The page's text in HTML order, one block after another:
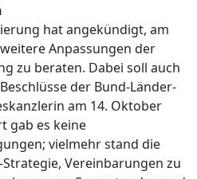
hat angekündigt, am
Anpassungen der
zu beraten. Dabei soll auch
der Bund-Länder-
am 14. Oktober
gab es keine
vielmehr stand die
Vereinbarungen zu